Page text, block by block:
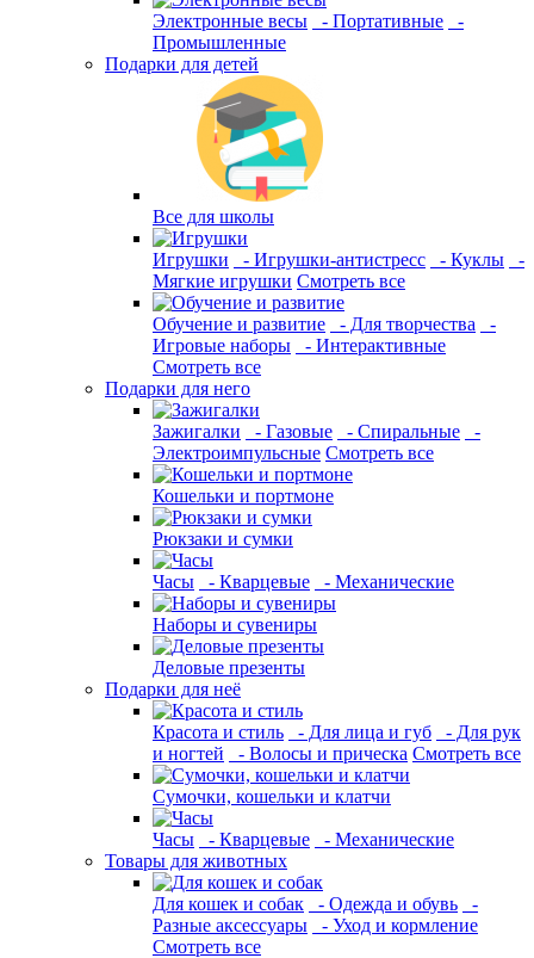
Электронные весы - Портативные
-
Промышленные
Подарки для детей
Все для школы
Игрушки - Игрушки-антистресс - Куклы
-
Мягкие игрушки Смотреть все
Обучение и развитие - Для творчества
-
Игровые наборы
- Интерактивные
Смотреть все
Подарки для него
Зажигалки - Газовые - Спиральные
-
Электроимпульсные Смотреть все
Кошельки и портмоне
Рюкзаки и сумки
Часы - Кварцевые - Механические
Наборы и сувениры
Деловые презенты
Подарки для неё
Красота и стиль - Для лица и губ
- Для рук
и ногтей
- Волосы и прическа Смотреть все
Сумочки, кошельки и клатчи
Часы - Кварцевые
- Механические
Товары для животных
Для кошек и собак - Одежда и обувь
-
Разные аксессуары
- Уход и кормление
Смотреть все